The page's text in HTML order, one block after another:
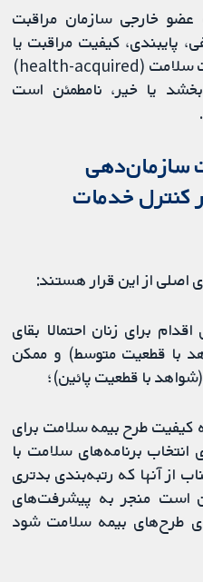
خارجی سازمان مراقبت
پایبندی، کیفیت مراقبت یا
نرخ‌های عفونت ناشی از اقدامات سلامت (health-acquired)
یا خیر، نامطمئن است
سازمان‌دهی
کنترل خدمات
اصلی از این قرار هستند:
برای زنان احتمالا بقای
با قطعیت متوسط) و ممکن
با قطعیت پائین)؛
کیفیت طرح بیمه سلامت برای
انتخاب برنامه‌های سلامت با
از آنها که رتبه‌بندی بدتری
است منجر به پیشرفت‌های
طرح‌های بیمه سلامت شود